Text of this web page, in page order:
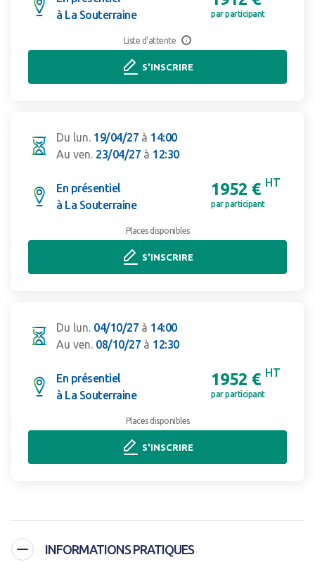
à La Souterraine
par participant
Liste d’attente
S'INSCRIRE
Du lun. 19/04/27 à 14:00
Au ven. 23/04/27 à 12:30
En présentiel
à La Souterraine
1952 € HT
par participant
Places disponibles
S'INSCRIRE
Du lun. 04/10/27 à 14:00
Au ven. 08/10/27 à 12:30
En présentiel
à La Souterraine
1952 € HT
par participant
Places disponibles
S'INSCRIRE
INFORMATIONS PRATIQUES